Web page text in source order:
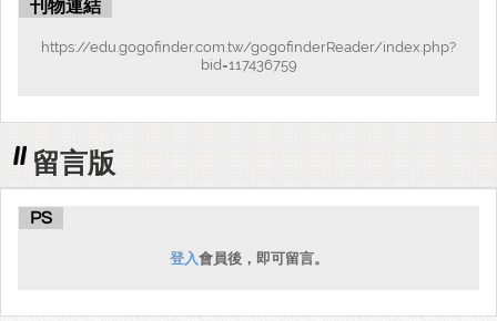
刊物連結
https://edu.gogofinder.com.tw/gogofinderReader/index.php?
bid=117436759
留言版
PS
登入會員後，即可留言。